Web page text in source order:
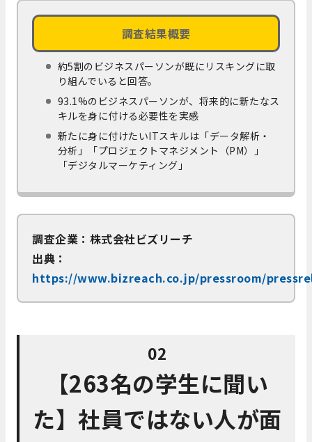
調査結果概要
約5割のビジネスパーソンが既にリスキングに取
り組んでいると回答。
93.1%のビジネスパーソンが、将来的に新たなス
キルを身に付ける必要性を実感
新たに身に付けたいITスキルは「データ解析・
分析」「プロジェクトマネジメント（PM）」
「デジタルマーケティング」
調査企業：株式会社ビズリーチ
出典：
https://www.bizreach.co.jp/pressroom/
02
【263名の学生に聞い
た】社員ではない人が面